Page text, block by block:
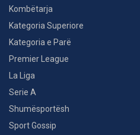
Kombëtarja
Kategoria Superiore
Kategoria e Parë
Premier League
La Liga
Serie A
Shumësportësh
Sport Gossip